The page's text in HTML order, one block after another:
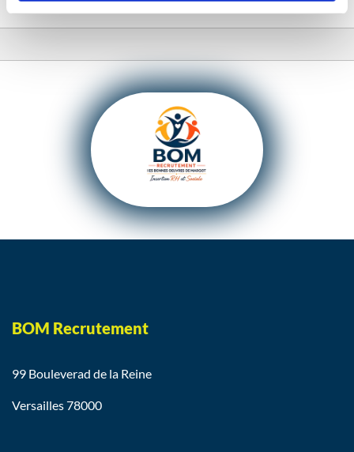
BOM Recrutement
99 Bouleverad de la Reine
Versailles 78000